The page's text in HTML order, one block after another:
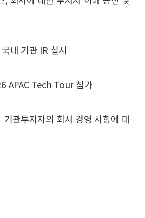
내 기관 IR 실시
APAC Tech Tour 참가
관투자자의 회사 경영 사항에 대